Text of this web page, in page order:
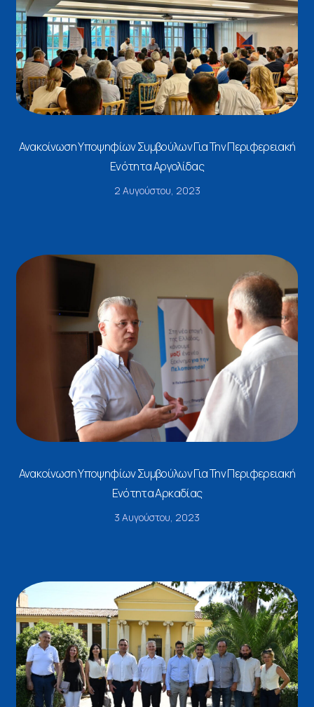
Ανακοίνωση Υποψηφίων Συμβούλων Για Την Περιφερειακή
Ενότητα Αργολίδας
2 Αυγούστου, 2023
Ανακοίνωση Υποψηφίων Συμβούλων Για Την Περιφερειακή
Ενότητα Αρκαδίας
3 Αυγούστου, 2023